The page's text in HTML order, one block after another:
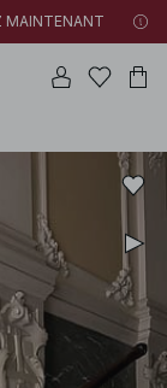
MAINTENANT